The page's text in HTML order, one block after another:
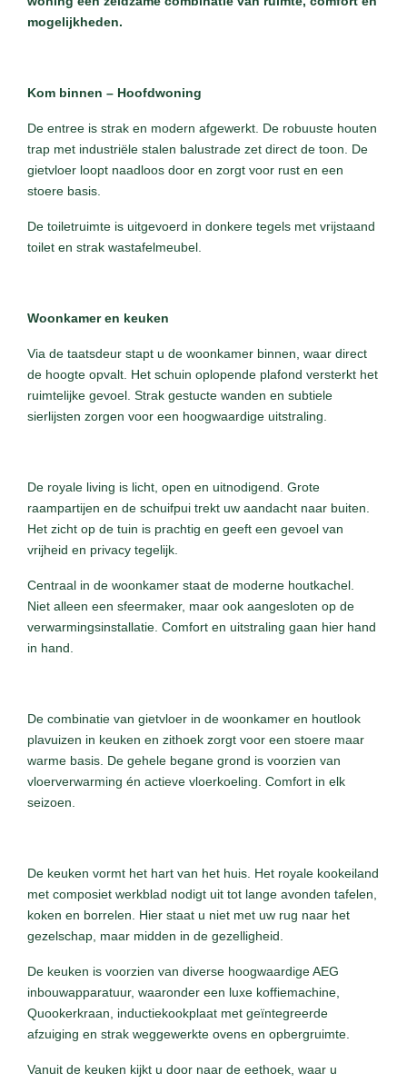
mogelijkheden.
Kom binnen – Hoofdwoning
De entree is strak en modern afgewerkt. De robuuste houten
trap met industriële stalen balustrade zet direct de toon. De
gietvloer loopt naadloos door en zorgt voor rust en een
stoere basis.
De toiletruimte is uitgevoerd in donkere tegels met vrijstaand
toilet en strak wastafelmeubel.
Woonkamer en keuken
Via de taatsdeur stapt u de woonkamer binnen, waar direct
de hoogte opvalt. Het schuin oplopende plafond versterkt het
ruimtelijke gevoel. Strak gestucte wanden en subtiele
sierlijsten zorgen voor een hoogwaardige uitstraling.
De royale living is licht, open en uitnodigend. Grote
raampartijen en de schuifpui trekt uw aandacht naar buiten.
Het zicht op de tuin is prachtig en geeft een gevoel van
vrijheid en privacy tegelijk.
Centraal in de woonkamer staat de moderne houtkachel.
Niet alleen een sfeermaker, maar ook aangesloten op de
verwarmingsinstallatie. Comfort en uitstraling gaan hier hand
in hand.
De combinatie van gietvloer in de woonkamer en houtlook
plavuizen in keuken en zithoek zorgt voor een stoere maar
warme basis. De gehele begane grond is voorzien van
vloerverwarming én actieve vloerkoeling. Comfort in elk
seizoen.
De keuken vormt het hart van het huis. Het royale kookeiland
met composiet werkblad nodigt uit tot lange avonden tafelen,
koken en borrelen. Hier staat u niet met uw rug naar het
gezelschap, maar midden in de gezelligheid.
De keuken is voorzien van diverse hoogwaardige AEG
inbouwapparatuur, waaronder een luxe koffiemachine,
Quookerkraan, inductiekookplaat met geïntegreerde
afzuiging en strak weggewerkte ovens en opbergruimte.
Vanuit de keuken kijkt u door naar de eethoek, waar u